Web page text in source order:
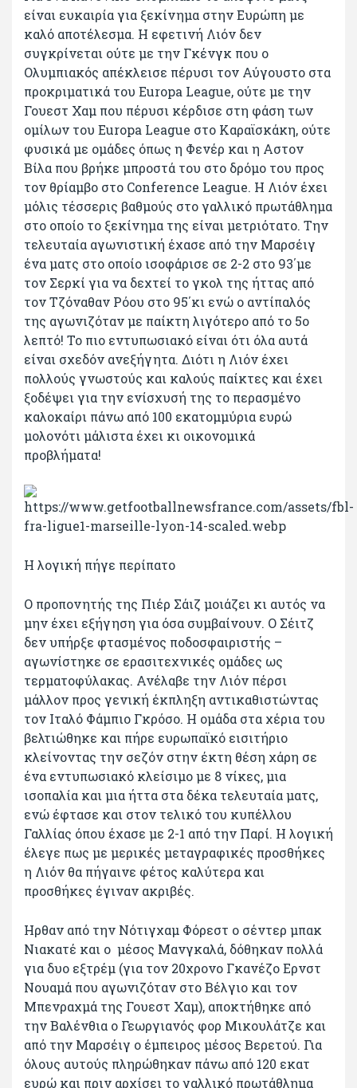
είναι ευκαιρία για ξεκίνημα στην Ευρώπη με
καλό αποτέλεσμα. Η εφετινή Λιόν δεν
συγκρίνεται ούτε με την Γκένγκ που ο
Ολυμπιακός απέκλεισε πέρυσι τον Αύγουστο στα
προκριματικά του Europa League, ούτε με την
Γουεστ Χαμ που πέρυσι κέρδισε στη φάση των
ομίλων του Europa League στο Καραϊσκάκη, ούτε
φυσικά με ομάδες όπως η Φενέρ και η Αστον
Βίλα που βρήκε μπροστά του στο δρόμο του προς
τον θρίαμβο στο Conference League. Η Λιόν έχει
μόλις τέσσερις βαθμούς στο γαλλικό πρωτάθλημα
στο οποίο το ξεκίνημα της είναι μετριότατο. Την
τελευταία αγωνιστική έχασε από την Μαρσέιγ
ένα ματς στο οποίο ισοφάρισε σε 2-2 στο 93΄με
τον Σερκί για να δεχτεί το γκολ της ήττας από
τον Τζόναθαν Ρόου στο 95΄κι ενώ ο αντίπαλός
της αγωνιζόταν με παίκτη λιγότερο από το 5ο
λεπτό! Το πιο εντυπωσιακό είναι ότι όλα αυτά
είναι σχεδόν ανεξήγητα. Διότι η Λιόν έχει
πολλούς γνωστούς και καλούς παίκτες και έχει
ξοδέψει για την ενίσχυσή της το περασμένο
καλοκαίρι πάνω από 100 εκατομμύρια ευρώ
μολονότι μάλιστα έχει κι οικονομικά
προβλήματα!
Η λογική πήγε περίπατο
Ο προπονητής της Πιέρ Σάιζ μοιάζει κι αυτός να
μην έχει εξήγηση για όσα συμβαίνουν. Ο Σέιτζ
δεν υπήρξε φτασμένος ποδοσφαιριστής –
αγωνίστηκε σε ερασιτεχνικές ομάδες ως
τερματοφύλακας. Ανέλαβε την Λιόν πέρσι
μάλλον προς γενική έκπληξη αντικαθιστώντας
τον Ιταλό Φάμπιο Γκρόσο. Η ομάδα στα χέρια του
βελτιώθηκε και πήρε ευρωπαϊκό εισιτήριο
κλείνοντας την σεζόν στην έκτη θέση χάρη σε
ένα εντυπωσιακό κλείσιμο με 8 νίκες, μια
ισοπαλία και μια ήττα στα δέκα τελευταία ματς,
ενώ έφτασε και στον τελικό του κυπέλλου
Γαλλίας όπου έχασε με 2-1 από την Παρί. Η λογική
έλεγε πως με μερικές μεταγραφικές προσθήκες
η Λιόν θα πήγαινε φέτος καλύτερα και
προσθήκες έγιναν ακριβές.
Ηρθαν από την Νότιγχαμ Φόρεστ ο σέντερ μπακ
Νιακατέ και ο μέσος Μανγκαλά, δόθηκαν πολλά
για δυο εξτρέμ (για τον 20χρονο Γκανέζο Ερνστ
Νουαμά που αγωνιζόταν στο Βέλγιο και τον
Μπενραχμά της Γουεστ Χαμ), αποκτήθηκε από
την Βαλένθια ο Γεωργιανός φορ Μικουλάτζε και
από την Μαρσέιγ ο έμπειρος μέσος Βερετού. Για
όλους αυτούς πληρώθηκαν πάνω από 120 εκατ
ευρώ και πριν αρχίσει το γαλλικό πρωτάθλημα